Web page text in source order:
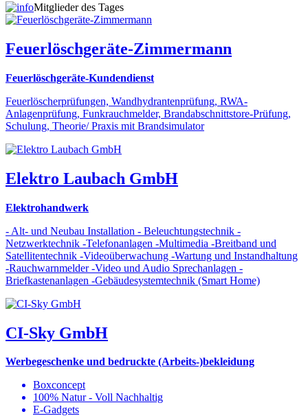
Mitglieder des Tages
Feuerlöschgeräte-Zimmermann
Feuerlöschgeräte-Kundendienst
Feuerlöscherprüfungen, Wandhydrantenprüfung, RWA-
Anlagenprüfung, Funkrauchmelder, Brandabschnittstore-Prüfung,
Schulung, Theorie/ Praxis mit Brandsimulator
Elektro Laubach GmbH
Elektrohandwerk
- Alt- und Neubau Installation - Beleuchtungstechnik -
Netzwerktechnik -Telefonanlagen -Multimedia -Breitband und
Satellitentechnik -Videoüberwachung -Wartung und Instandhaltung
-Rauchwarnmelder -Video und Audio Sprechanlagen -
Briefkastenanlagen -Gebäudesystemtechnik (Smart Home)
CI-Sky GmbH
Werbegeschenke und bedruckte (Arbeits-)bekleidung
Boxconcept
100% Natur - Voll Nachhaltig
E-Gadgets